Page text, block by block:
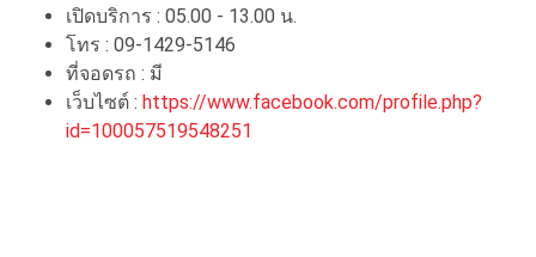
เปิดบริการ : 05.00 - 13.00 น.
โทร : 09-1429-5146
ที่จอดรถ : มี
เว็บไซต์ : https://www.facebook.com/profile.php?
id=100057519548251